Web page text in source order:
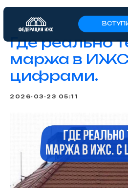
ВСТУПИТЬ
Где реально
маржа в
цифрами.
2026-03-23 05:11